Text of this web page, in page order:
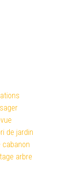
de jardin
cabanon
arbre